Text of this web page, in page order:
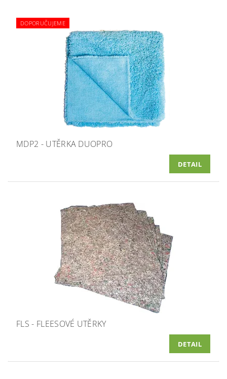
DOPORUČUJEME
MDP2 - UTĚRKA DUOPRO
DETAIL
FLS - FLEESOVÉ UTĚRKY
DETAIL